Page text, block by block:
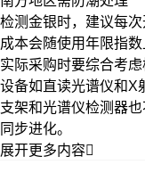
检测金银时，建议每
成本会随使用年限指
实际采购时要综合考
设备如直读光谱仪和X
支架和光谱仪检测器也
同步进化。
展开更多内容